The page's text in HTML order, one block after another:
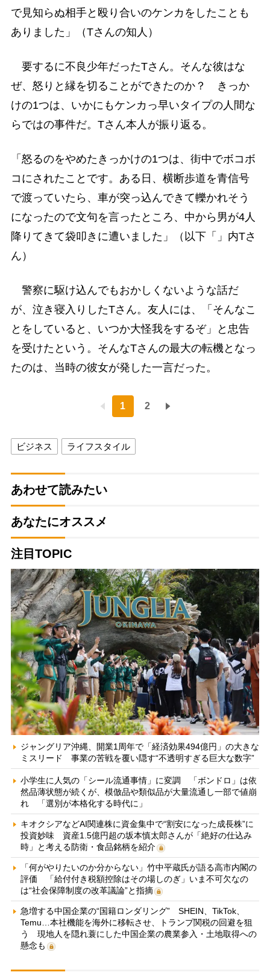
で見知らぬ相手と殴り合いのケンカをしたことも
ありました」（Tさんの知人）
要するに不良少年だったTさん。そんな彼はな
ぜ、怒りと縁を切ることができたのか？ きっか
けの1つは、いかにもケンカっ早いタイプの人間な
らではの事件だ。Tさん本人が振り返る。
「怒るのをやめたきっかけの1つは、街中でボコボ
コにされたことです。ある日、横断歩道を青信号
で渡っていたら、車が突っ込んできて轢かれそう
になったので文句を言ったところ、中から男が4人
降りてきて袋叩きに遭いました」（以下「」内Tさ
ん）
警察に駆け込んでもおかしくないような話だ
が、泣き寝入りしたTさん。友人には、「そんなこ
とをしていると、いつか大怪我をするぞ」と忠告
を受けたという。そんなTさんの最大の転機となっ
たのは、当時の彼女が発した一言だった。
1 2
ビジネス ライフスタイル
あわせて読みたい
あなたにオススメ
注目TOPIC
ジャングリア沖縄、開業1周年で「経済効果494億円」の大きな
ミスリード 事業の苦戦を覆い隠す“不透明すぎる巨大な数字”
小学生に人気の「シール流通事情」に変調 「ボンドロ」は依
然品薄状態が続くが、模倣品や類似品が大量流通し一部で値崩
れ 「選別が本格化する時代に」
キオクシアなどAI関連株に資金集中で“割安になった成長株”に
投資妙味 資産1.5億円超の坂本慎太郎さんが「絶好の仕込み
時」と考える防衛・食品銘柄を紹介
「何がやりたいのか分からない」竹中平蔵氏が語る高市内閣の
評価 「給付付き税額控除はその場しのぎ」いま不可欠なの
は“社会保障制度の改革議論”と指摘
急増する中国企業の“国籍ロンダリング” SHEIN、TikTok、
Temu…本社機能を海外に移転させ、トランプ関税の回避を狙
う 現地人を隠れ蓑にした中国企業の農業参入・土地取得への
懸念も